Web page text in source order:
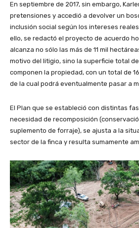
En septiembre de 2017, sin embargo,
pretensiones y accedió a devolver un
inclusión social según los intereses
ello, se redactó el proyecto de acuerdo
alcanza no sólo las más de 11 mil
motivo del litigio, sino la superficie total
componen la propiedad, con un total de
de la cual podrá eventualmente pasar a
El Plan que se estableció con distintas
necesidad de recomposición
suplemento de forraje), se ajusta a la
sector de la finca y resulta sumamente